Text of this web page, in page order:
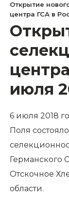
Открытие
центра ГСА в
июля
6 июля 2018
Поля
Германского
Отскочное
области.